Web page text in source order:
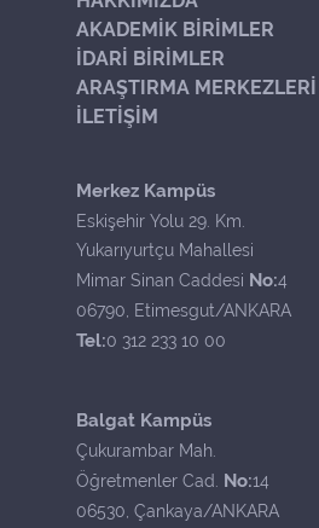
AKADEMİK BİRİMLER
İDARİ BİRİMLER
ARAŞTIRMA MERKEZLERİ
İLETİŞİM
Merkez Kampüs
Eskişehir Yolu 29. Km.
Yukarıyurtçu Mahallesi
Mimar Sinan Caddesi No:4
06790, Etimesgut/ANKARA
Tel:0 312 233 10 00
Balgat Kampüs
Çukurambar Mah.
Öğretmenler Cad. No:14
06530, Çankaya/ANKARA